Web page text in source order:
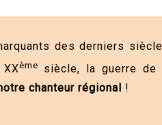
des derniers
ème
siècle, la guerre
chanteur régional !